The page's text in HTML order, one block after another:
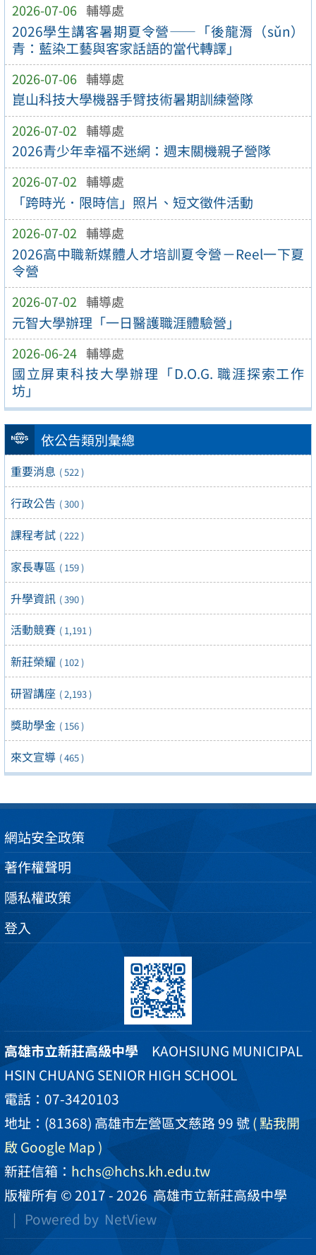
2026-07-06 輔導處
2026學生講客暑期夏令營——「後龍漘（sǔn）
青：藍染工藝與客家話語的當代轉譯」
2026-07-06 輔導處
崑山科技大學機器手臂技術暑期訓練營隊
2026-07-02 輔導處
2026青少年幸福不迷網：週末關機親子營隊
2026-07-02 輔導處
「跨時光．限時信」照片、短文徵件活動
2026-07-02 輔導處
2026高中職新媒體人才培訓夏令營－Reel一下夏
令營
2026-07-02 輔導處
元智大學辦理「一日醫護職涯體驗營」
2026-06-24 輔導處
國立屏東科技大學辦理「D.O.G. 職涯探索工作
坊」
依公告類別彙總
重要消息 ( 522 )
行政公告 ( 300 )
課程考試 ( 222 )
家長專區 ( 159 )
升學資訊 ( 390 )
活動競賽 ( 1,191 )
新莊榮耀 ( 102 )
研習講座 ( 2,193 )
獎助學金 ( 156 )
來文宣導 ( 465 )
網站安全政策
著作權聲明
隱私權政策
登入
高雄市立新莊高級中學 KAOHSIUNG MUNICIPAL
HSIN CHUANG SENIOR HIGH SCHOOL
電話：07-3420103
地址：(81368) 高雄市左營區文慈路 99 號( 點我開
啟 Google Map )
新莊信箱： hchs@hchs.kh.edu.tw
版權所有 © 2017 - 2026高雄市立新莊高級中學
| Powered by NetView